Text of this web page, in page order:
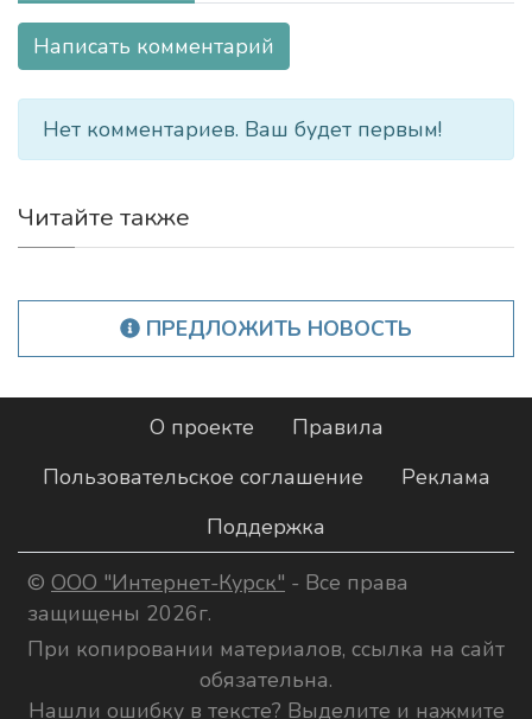
Написать комментарий
Нет комментариев. Ваш будет первым!
Читайте также
ПРЕДЛОЖИТЬ НОВОСТЬ
О проекте
Правила
Пользовательское соглашение
Реклама
Поддержка
© ООО "Интернет-Курск" - Все права
защищены 2026г.
При копировании материалов, ссылка на сайт
обязательна.
Нашли ошибку в тексте? Выделите и нажмите